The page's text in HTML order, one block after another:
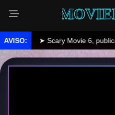
MOVIEDAYS.2
➤ Scary Movie 6, publicado.